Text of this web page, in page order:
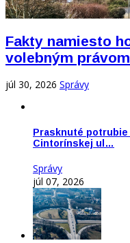
Fakty namiesto
volebným
júl 30, 2026 Správy
Prasknuté
Cintorínskej ul…
Správy
júl 07, 2026